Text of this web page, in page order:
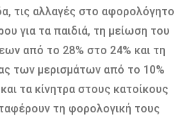
τις αλλαγές στο αφορολόγητο
για τα παιδιά, τη μείωση του
από το 28% στο 24% και τη
των μερισμάτων από το 10%
τα κίνητρα στους κατοίκους
τη φορολογική τους